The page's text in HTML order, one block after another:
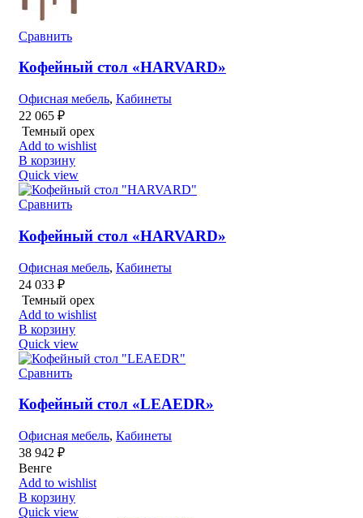
Сравнить
Кофейный стол «HARVARD»
Офисная мебель, Кабинеты
22 065 ₽
Темный орех
Add to wishlist
В корзину
Quick view
Сравнить
Кофейный стол «HARVARD»
Офисная мебель, Кабинеты
24 033 ₽
Темный орех
Add to wishlist
В корзину
Quick view
Сравнить
Кофейный стол «LEAEDR»
Офисная мебель, Кабинеты
38 942 ₽
Венге
Add to wishlist
В корзину
Quick view